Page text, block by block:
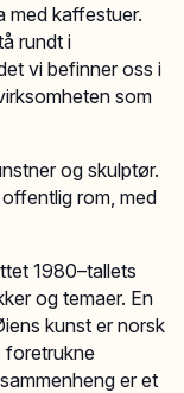
med kaffestuer.
rundt i
vi befinner oss i
som
og skulptør.
rom, med
1980–tallets
og temaer. En
kunst er norsk
foretrukne
er et